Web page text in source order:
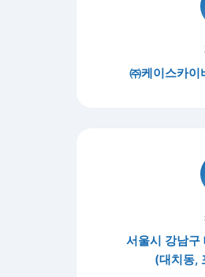
㈜케이스카
서울시 강남
(대치동,